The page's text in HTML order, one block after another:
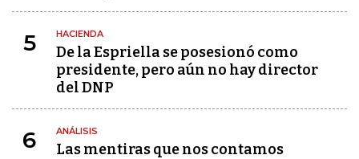
5 HACIENDA
De la Espriella se posesionó como
presidente, pero aún no hay director
del DNP
6 ANÁLISIS
Las mentiras que nos contamos